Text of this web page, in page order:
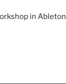
in Ableton